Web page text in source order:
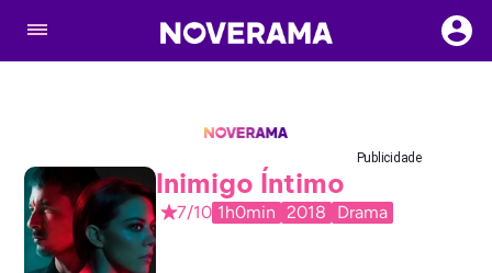
Publicidade
Inimigo Íntimo
7/10 1h0min 2018 Drama